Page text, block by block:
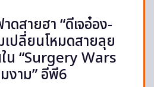
ดสายฮา “ดีเจอ๋อง-
ปลี่ยนโหมดสายลุย
ใน “Surgery Wars
งาม” อีพี6